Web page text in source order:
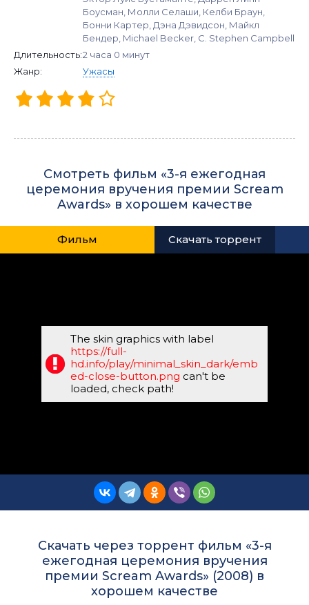
Боусман, Молли Селаши, Келби Браун,
Бонни Картер, Дэна Дэвидсон, Майкл
Бендер, Michael Becker, C. Stephen Campbell
Длительность:2 часа 0 минут
Жанр:
Ужасы
Смотреть фильм «3-я ежегодная
церемония вручения премии Scream
Awards» в хорошем качестве
Фильм Скачать торрент
The skin graphics with label
https://full-
hd.info/play/minimal_skin_dark/emb
ed-close-button.png can't be
loaded, check path!
Скачать через торрент фильм «3-я
ежегодная церемония вручения
премии Scream Awards» (2008) в
хорошем качестве